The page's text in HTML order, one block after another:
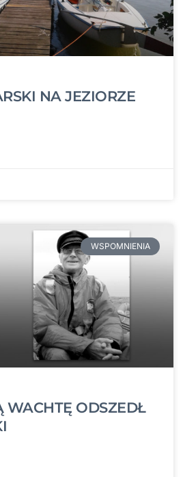
NA JEZIORZE
WSPOMNIENIA
WACHTĘ ODSZEDŁ